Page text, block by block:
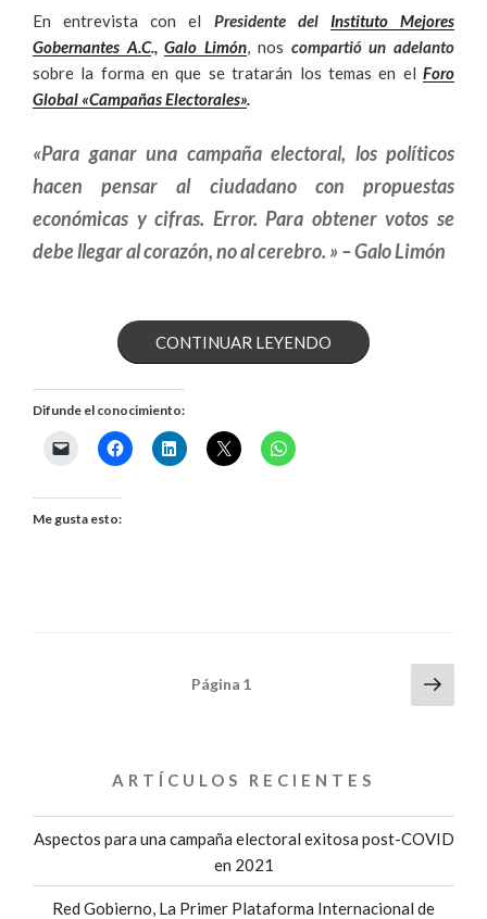
En entrevista con el Presidente del Instituto Mejores
Gobernantes A.C.,Galo Limón, nos compartió un adelanto
sobre la forma en que se tratarán los temas en el Foro
Global «Campañas Electorales».
«Para ganar una campaña electoral, los políticos
hacen pensar al ciudadano con propuestas
económicas y cifras. Error. Para obtener votos se
debe llegar al corazón, no al cerebro. » – Galo Limón
CONTINUAR LEYENDO««EL
Difunde el conocimiento:
Me gusta esto:
Página 1
ARTÍCULOS RECIENTES
Aspectos para una campaña electoral exitosa post-COVID
en 2021
Red Gobierno, La Primer Plataforma Internacional de